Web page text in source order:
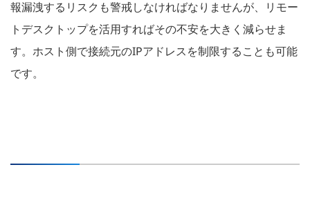
報漏洩するリスクも警戒しなければなりませんが、リモー
トデスクトップを活用すればその不安を大きく減らせま
す。ホスト側で接続元のIPアドレスを制限することも可能
です。